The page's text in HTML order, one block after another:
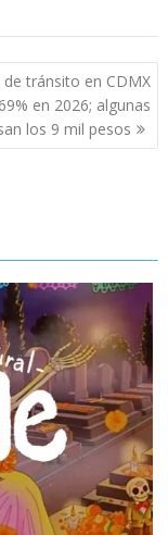
de tránsito en CDMX
en 2026; algunas
los 9 mil pesos